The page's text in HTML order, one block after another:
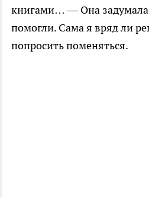
книгами… — Она
помогли. Сама я вряд ли
попросить поменяться.